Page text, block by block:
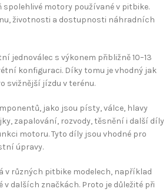
spolehlivé motory používané v pitbike.
životnosti a dostupnosti náhradních
jednoválec s výkonem přibližně 10–13
konfiguraci. Díky tomu je vhodný jak
svižnější jízdu v terénu.
jako jsou písty, válce, hlavy
zapalování, rozvody, těsnění i další díly
motoru. Tyto díly jsou vhodné pro
úpravy.
v různých pitbike modelech, například
v dalších značkách. Proto je důležité při